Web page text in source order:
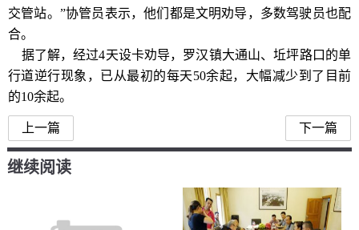
交管站。”协管员表示，他们都是文明劝导，多数驾驶员也配
合。
据了解，经过4天设卡劝导，罗汉镇大通山、坵坪路口的单
行道逆行现象，已从最初的每天50余起，大幅减少到了目前
的10余起。
上一篇 下一篇
继续阅读